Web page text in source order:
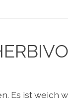
Es ist weich